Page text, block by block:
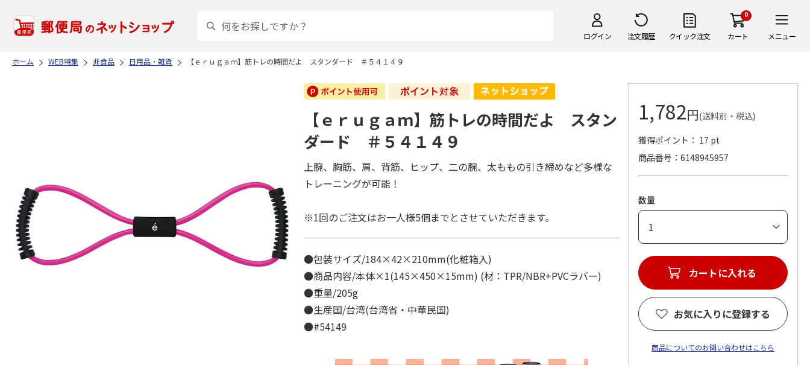
ログイン 注文履歴 クイック注文
0
カート メニュー
ホーム WEB特集 非食品 日用品・雑貨 【ｅｒｕｇａｍ】筋トレの時間だよ スタンダード ＃５４１４９
【ｅｒｕｇａｍ】筋トレの時間だよ スタン
ダード ＃５４１４９
上腕、胸筋、肩、背筋、ヒップ、二の腕、太ももの引き締めなど多様な
トレーニングが可能！
※1回のご注文はお一人様5個までとさせていただきます。
●包装サイズ/184×42×210mm(化粧箱入)
●商品内容/本体×1(145×450×15mm) (材：TPR/NBR+PVCラバー)
●重量/205g
●生産国/台湾(台湾省・中華民国)
●#54149
1,782円(送料別・税込)
獲得ポイント： 17 pt
商品番号
6148945957
数量
カートに入れる
お気に入りに登録する
商品についてのお問い合わせはこちら